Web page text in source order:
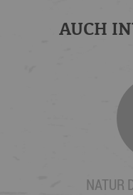
AUCH
NATUR